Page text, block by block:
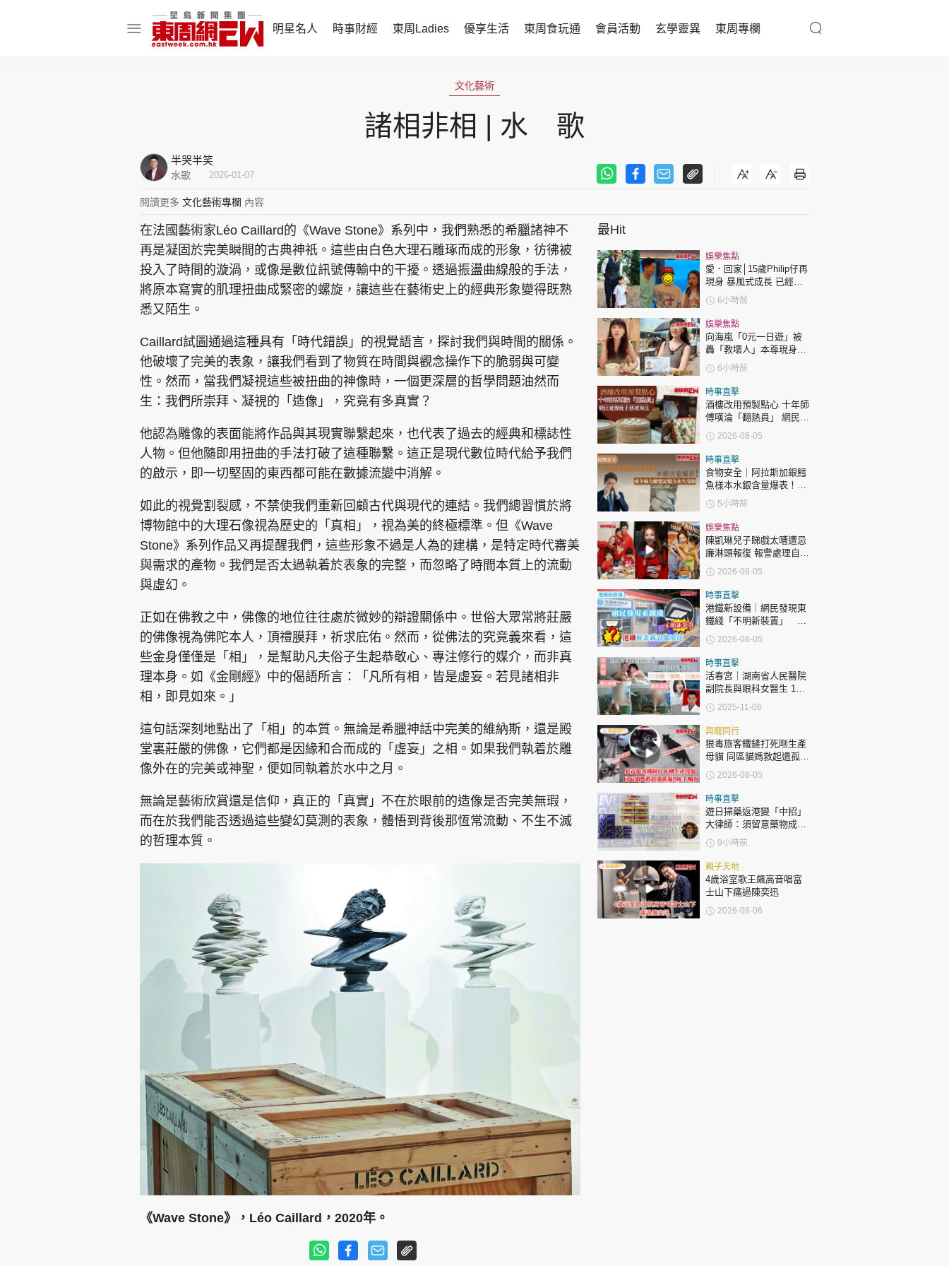
明星名人 時事財經 東周Ladies 優享生活 東周食玩通 會員活動 玄學靈異 東周專欄
東姑熱話
東周Ladies
談情說性
時尚生活
與寵同行
東周食玩通
樂在灣區
飲食玩樂
會員活動
東周JETSO
玄學靈異
東勝運程
智富天下 李居明
緣來有理 麥玲玲
鬼靈精怪 威師兄
娛樂名人
文化藝術
時政財經
健康生活
飲食旅遊
集團旗下品牌
星島環球 The Standard 親子王
關於我們 Copyright © 東周網 版權所有 . 不得轉載 ©Eastweek.com.hk. All rights reserved.
文化藝術
諸相非相 | 水 歌
半哭半笑
水歌 2026-01-07
閱讀更多 文化藝術專欄 內容
在法國藝術家Léo Caillard的《Wave Stone》系列中，我們熟悉的希臘諸神不
再是凝固於完美瞬間的古典神祇。這些由白色大理石雕琢而成的形象，彷彿被
投入了時間的漩渦，或像是數位訊號傳輸中的干擾。透過振盪曲線般的手法，
將原本寫實的肌理扭曲成緊密的螺旋，讓這些在藝術史上的經典形象變得既熟
悉又陌生。
Caillard試圖通過這種具有「時代錯誤」的視覺語言，探討我們與時間的關係。
他破壞了完美的表象，讓我們看到了物質在時間與觀念操作下的脆弱與可變
性。然而，當我們凝視這些被扭曲的神像時，一個更深層的哲學問題油然而
生：我們所崇拜、凝視的「造像」，究竟有多真實？
他認為雕像的表面能將作品與其現實聯繫起來，也代表了過去的經典和標誌性
人物。但他隨即用扭曲的手法打破了這種聯繫。這正是現代數位時代給予我們
的啟示，即一切堅固的東西都可能在數據流變中消解。
如此的視覺割裂感，不禁使我們重新回顧古代與現代的連結。我們總習慣於將
博物館中的大理石像視為歷史的「真相」，視為美的終極標準。但《Wave
Stone》系列作品又再提醒我們，這些形象不過是人為的建構，是特定時代審美
與需求的產物。我們是否太過執着於表象的完整，而忽略了時間本質上的流動
與虛幻。
正如在佛教之中，佛像的地位往往處於微妙的辯證關係中。世俗大眾常將莊嚴
的佛像視為佛陀本人，頂禮膜拜，祈求庇佑。然而，從佛法的究竟義來看，這
些金身僅僅是「相」，是幫助凡夫俗子生起恭敬心、專注修行的媒介，而非真
理本身。如《金剛經》中的偈語所言：「凡所有相，皆是虛妄。若見諸相非
相，即見如來。」
這句話深刻地點出了「相」的本質。無論是希臘神話中完美的維納斯，還是殿
堂裏莊嚴的佛像，它們都是因緣和合而成的「虛妄」之相。如果我們執着於雕
像外在的完美或神聖，便如同執着於水中之月。
無論是藝術欣賞還是信仰，真正的「真實」不在於眼前的造像是否完美無瑕，
而在於我們能否透過這些變幻莫測的表象，體悟到背後那恆常流動、不生不滅
的哲理本質。
《Wave Stone》，Léo Caillard，2020年。
最Hit
娛樂焦點
愛．回家│15歲Philip仔再
現身 暴風式成長 已經高
過「三太」樊亦敏！
6小時前
娛樂焦點
向海嵐「0元一日遊」被
轟「教壞人」本尊現身回
應網民
6小時前
時事直擊
酒樓改用預製點心 十年師
傅嘆淪「翻熱員」 網民憂
傳統手藝被淘汰
2026-08-05
時事直擊
食物安全｜阿拉斯加銀鱈
魚樣本水銀含量爆表！或
令視力聽覺記憶力永久受
損
5小時前
娛樂焦點
陳凱琳兒子睇戲太嘈遭忌
廉淋頭報復 報警處理自責
護子不力 歐錦棠陳倩揚齊
表態「媽媽有責任」
2026-08-05
時事直擊
港鐵新設備｜網民發現東
鐵綫「不明新裝置」 港
鐵解畫新設備用途
2026-08-05
時事直擊
活春宮｜湖南省人民醫院
副院長與眼科女醫生 17
分鐘「激戰」片流出 動作
露骨 網上瘋傳
2025-11-06
與寵同行
狠毒旅客鐵鏟打死剛生產
母貓 同區貓媽救起遺孤貓
B接手哺育
2026-08-05
時事直擊
遊日掃藥返港變「中招」
大律師：須留意藥物成分
自用代購都唔係護身符
9小時前
親子天地
4歲浴室歌王飆高音唱富
士山下痛過陳奕迅
2026-08-06